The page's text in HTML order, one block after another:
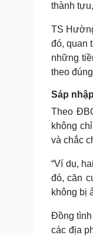
thành
TS
đó, quan
những
theo
Sáp
Theo
không
và chắc
“Ví dụ,
đó, căn
không bị
Đồng
các địa